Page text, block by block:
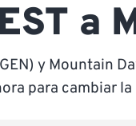
a
y Mountain
para cambiar la